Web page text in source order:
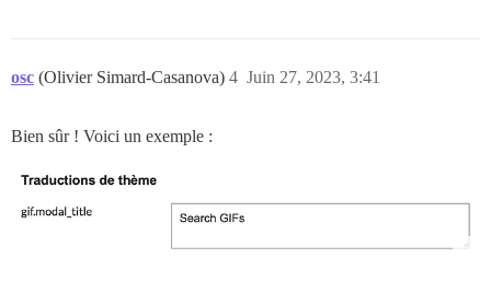
osc (Olivier Simard-Casanova) Juin 27, 2023, 3:41
4
Bien sûr ! Voici un exemple :